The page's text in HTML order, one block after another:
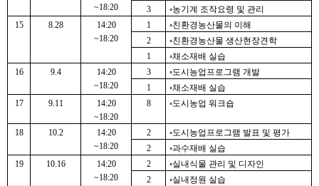
~18:20
3
◦농기계 조작요령 및 관리
15
8.28
14:20
~18:20
1
◦친환경농산물의 이해
2
◦친환경농산물 생산현장견학
1
◦채소재배 실습
16
9.4
14:20
~18:20
3
◦도시농업프로그램 개발
1
◦채소재배 실습
17
9.11
14:20
~18:20
8 ◦도시농업 워크숍
18 10.2
14:20
~18:20
2
◦도시농업프로그램 발표 및 평가
2
◦과수재배 실습
19
10.16
14:20
~18:20
2
◦실내식물 관리 및 디자인
2
◦실내정원 실습